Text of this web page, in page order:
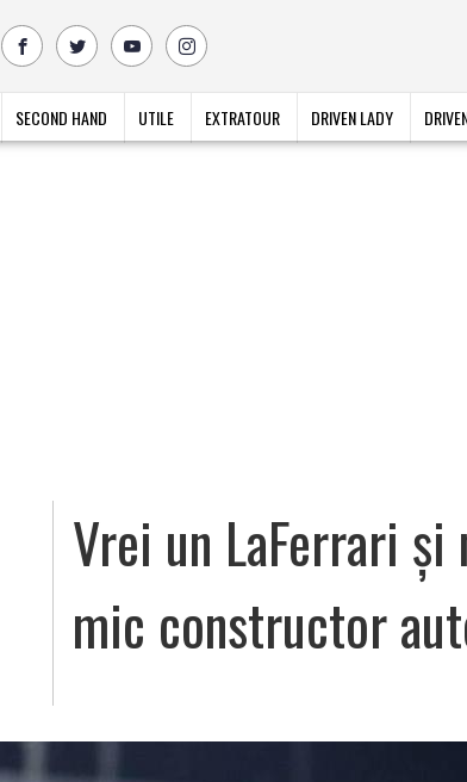
SECOND HAND UTILE EXTRATOUR DRIVEN LADY
Vrei un LaFerrari
mic constructor